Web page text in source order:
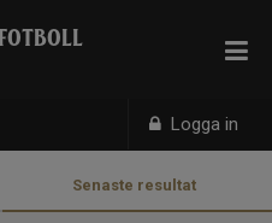
Logga in
Senaste resultat